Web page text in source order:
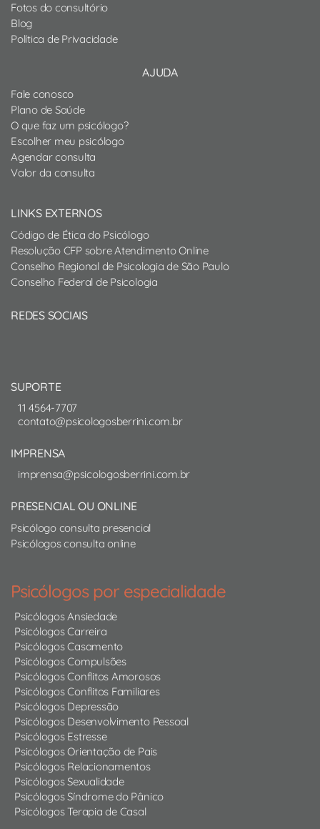
Fotos do consultório
Blog
Política de Privacidade
AJUDA
Fale conosco
Plano de Saúde
O que faz um psicólogo?
Escolher meu psicólogo
Agendar consulta
Valor da consulta
LINKS EXTERNOS
Código de Ética do Psicólogo
Resolução CFP sobre Atendimento Online
Conselho Regional de Psicologia de São Paulo
Conselho Federal de Psicologia
REDES SOCIAIS
SUPORTE
11 4564-7707
contato@psicologosberrini.com.br
IMPRENSA
imprensa@psicologosberrini.com.br
PRESENCIAL OU ONLINE
Psicólogo consulta presencial
Psicólogos consulta online
Psicólogos por especialidade
Psicólogos Ansiedade
Psicólogos Carreira
Psicólogos Casamento
Psicólogos Compulsões
Psicólogos Conflitos Amorosos
Psicólogos Conflitos Familiares
Psicólogos Depressão
Psicólogos Desenvolvimento Pessoal
Psicólogos Estresse
Psicólogos Orientação de Pais
Psicólogos Relacionamentos
Psicólogos Sexualidade
Psicólogos Síndrome do Pânico
Psicólogos Terapia de Casal